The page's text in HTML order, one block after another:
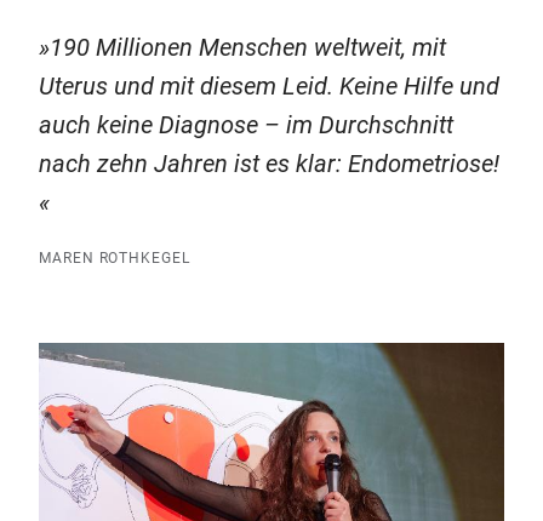
190 Millionen Menschen weltweit, mit
Uterus und mit diesem Leid. Keine Hilfe und
auch keine Diagnose – im Durchschnitt
nach zehn Jahren ist es klar: Endometriose!
MAREN ROTHKEGEL